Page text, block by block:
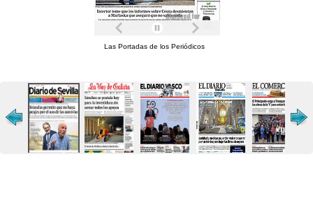
Las Portadas de los Periódicos